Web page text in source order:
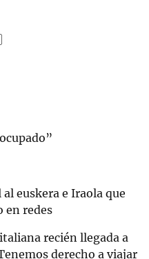
euskera e Iraola que
en redes
recién llegada a
derecho a viajar